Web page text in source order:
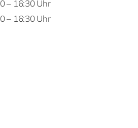
– 16:30 Uhr
– 16:30 Uhr